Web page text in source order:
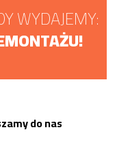
WYDAJEMY:
do nas